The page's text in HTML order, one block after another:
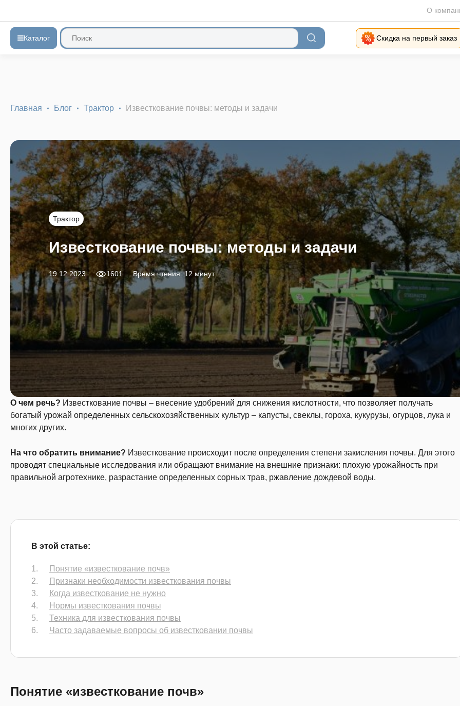
О
Каталог Скидка на первый заказ
Главная Блог Трактор Известкование почвы: методы и задачи
Трактор
Известкование почвы: методы и задачи
19.12.2023 1601 Время чтения: 12 минут
О чем речь? Известкование почвы – внесение удобрений для снижения кислотности, что позволяет получать
богатый урожай определенных сельскохозяйственных культур – капусты, свеклы, гороха, кукурузы, огурцов, лука и
многих других.
На что обратить внимание? Известкование происходит после определения степени закисления почвы. Для этого
проводят специальные исследования или обращают внимание на внешние признаки: плохую урожайность при
правильной агротехнике, разрастание определенных сорных трав, ржавление дождевой воды.
В этой статье:
Понятие «известкование почв»
Признаки необходимости известкования почвы
Когда известкование не нужно
Нормы известкования почвы
Техника для известкования почвы
Часто задаваемые вопросы об известковании почвы
Понятие «известкование почв»